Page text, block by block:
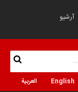
آرشیو
English العربية